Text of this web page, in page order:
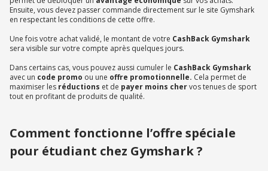
Ensuite, vous devez passer commande directement sur le site Gymshark
en respectant les conditions de cette offre.
Une fois votre achat validé, le montant de votre CashBack Gymshark
sera visible sur votre compte après quelques jours.
Dans certains cas, vous pouvez aussi cumuler le CashBack Gymshark
avec un code promo ou une offre promotionnelle. Cela permet de
maximiser les réductions et de payer moins chervos tenues de sport
tout en profitant de produits de qualité.
Comment fonctionne l’offre spéciale
pour étudiant chez Gymshark ?